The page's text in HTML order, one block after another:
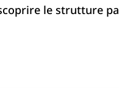
le strutture